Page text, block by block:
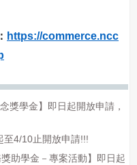
https://commerce.ncc
獎學金】即日起開放申請，
至4/10止開放申請!!!
助學金－專案活動】即日起